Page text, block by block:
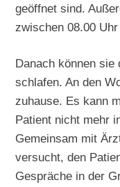
geöffnet sind.
zwischen 08.00
Danach können
schlafen. An den
zuhause. Es kann
Patient nicht mehr
Gemeinsam mit
versucht, den
Gespräche in der